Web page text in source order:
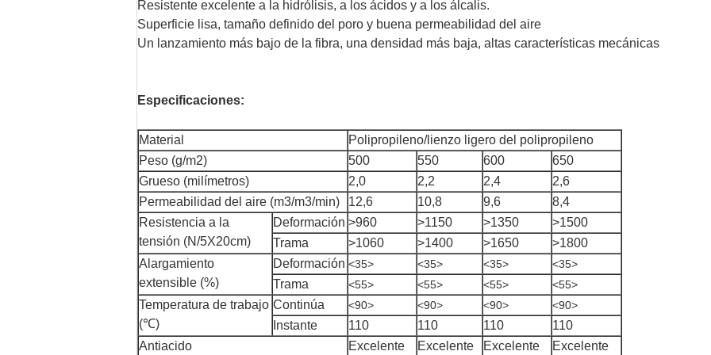
Resistente excelente a la hidrólisis, a los ácidos y a los álcalis.
Superficie lisa, tamaño definido del poro y buena permeabilidad del aire
Un lanzamiento más bajo de la fibra, una densidad más baja, altas características mecánicas
Especificaciones:
Material
Polipropileno/lienzo ligero del polipropileno
Peso (g/m2)
500 550 600
650
Grueso (milímetros)
2,0 2,2 2,4
2,6
Permeabilidad del aire (m3/m3/min)
12,6 10,8 9,6
8,4
Resistencia a la
tensión (N/5X20cm)
Deformación >960 >1150 >1350
>1500
Trama
>1060 >1400 >1650
>1800
Alargamiento
extensible (%)
Deformación <35> <35> <35> <35>
Trama <55> <55> <55> <55>
Temperatura de trabajo
(℃)
Continúa <90> <90> <90> <90>
Instante 110 110 110
110
Antiacido
Excelente Excelente Excelente Excelente